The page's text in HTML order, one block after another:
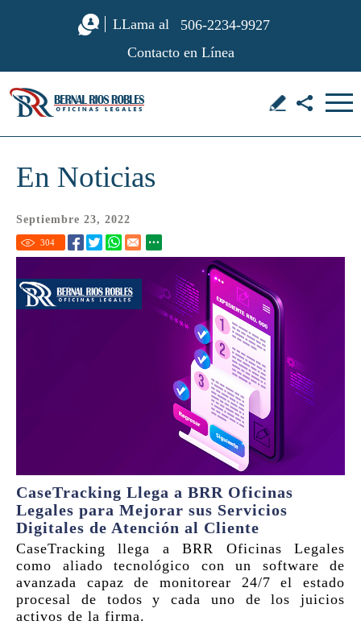
Contacto en Línea
506-2234-9927
LLama al
En Noticias
Septiembre 23, 2022
304
CaseTracking Llega a BRR Oficinas
Legales para Mejorar sus Servicios
Digitales de Atención al Cliente
CaseTracking llega a BRR Oficinas Legales
como aliado tecnológico con un software de
avanzada capaz de monitorear 24/7 el estado
procesal de todos y cada uno de los juicios
activos de la firma.